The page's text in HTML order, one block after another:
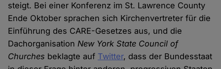
steigt. Bei einer Konferenz im St. Lawrence County
Ende Oktober sprachen sich Kirchenvertreter für die
Einführung des CARE-Gesetzes aus, und die
DachorganisationNew York State Council of
Churches beklagte auf Twitter, dass der Bundesstaat